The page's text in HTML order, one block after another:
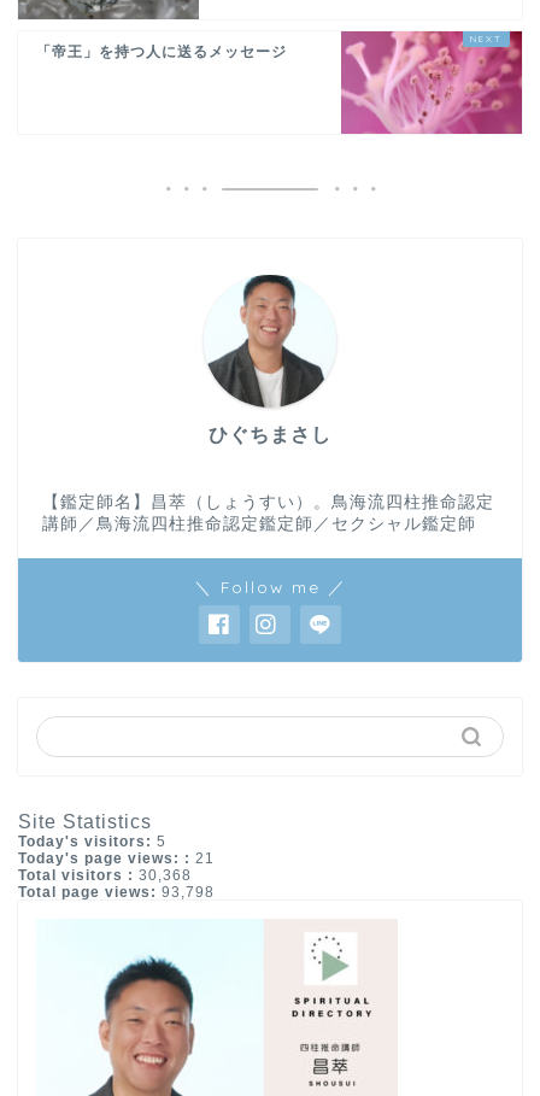
「帝王」を持つ人に送るメッセージ
ひぐちまさし
【鑑定師名】昌萃（しょうすい）。鳥海流四柱推命認定
講師／鳥海流四柱推命認定鑑定師／セクシャル鑑定師
＼ Follow me ／
Site Statistics
Today's visitors: 5
Today's page views: : 21
Total visitors : 30,368
Total page views: 93,798